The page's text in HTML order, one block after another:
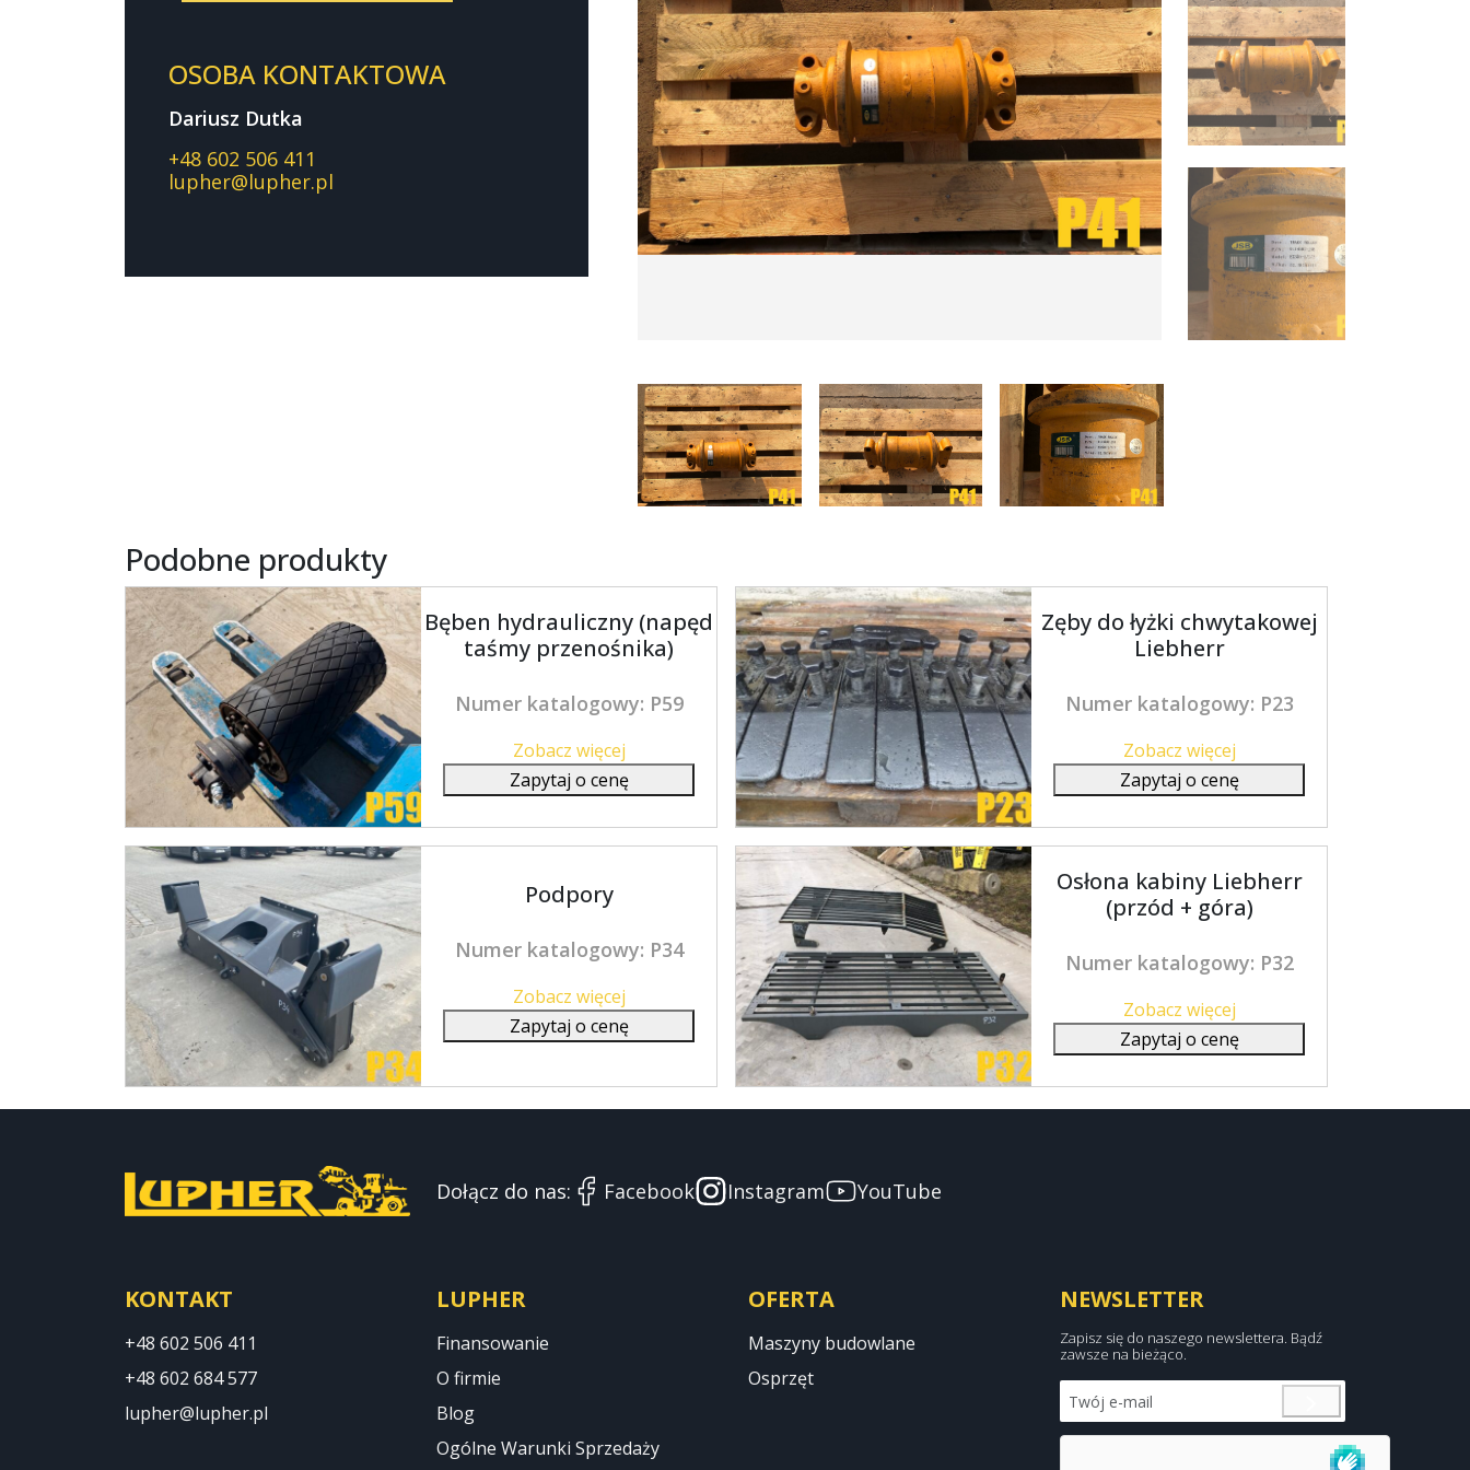
OSOBA KONTAKTOWA
Dariusz Dutka
+48 602 506 411
lupher@lupher.pl
Podobne produkty
Bęben hydrauliczny (napęd
taśmy przenośnika)
Numer katalogowy: P59
Zobacz więcej
Zapytaj o cenę
Zęby do łyżki chwytakowej
Liebherr
Numer katalogowy: P23
Zobacz więcej
Zapytaj o cenę
Podpory
Numer katalogowy: P34
Zobacz więcej
Zapytaj o cenę
Osłona kabiny Liebherr
(przód + góra)
Numer katalogowy: P32
Zobacz więcej
Zapytaj o cenę
Dołącz do nas: Facebook Instagram YouTube
KONTAKT
+48 602 506 411
+48 602 684 577
lupher@lupher.pl
LUPHER
Finansowanie
O firmie
Blog
Ogólne Warunki Sprzedaży
OFERTA
Maszyny budowlane
Osprzęt
NEWSLETTER
Zapisz się do naszego newslettera. Bądź
zawsze na bieżąco.